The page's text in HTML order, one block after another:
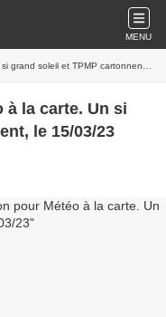
MENU
soleil et TPMP cartonnent, le 15/03/23
à la carte. Un si
le 15/03/23